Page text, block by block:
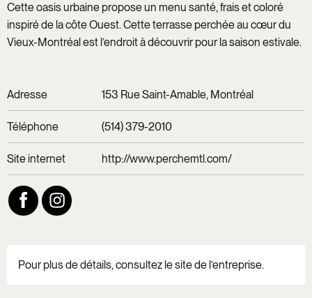
Cette oasis urbaine propose un menu santé, frais et coloré
inspiré de la côte Ouest. Cette terrasse perchée au cœur du
Vieux-Montréal est l’endroit à découvrir pour la saison estivale.
Adresse 153 Rue Saint-Amable, Montréal
Téléphone (514) 379-2010
Site internet http://www.perchemtl.com/
Pour plus de détails, consultez le site de l’entreprise.